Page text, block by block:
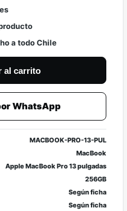
a todo Chile
al carrito
WhatsApp
MACBOOK-PRO-13-PUL
MacBook
Apple MacBook Pro 13 pulgadas
256GB
Según ficha
Según ficha